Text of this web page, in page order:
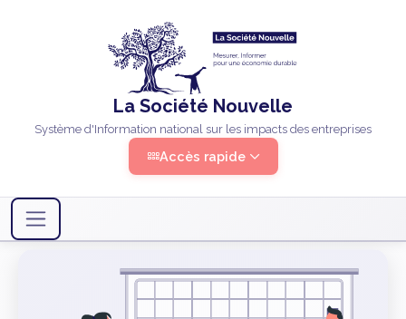
La Société Nouvelle
Système d'Information national sur les impacts des entreprises
Accès rapide